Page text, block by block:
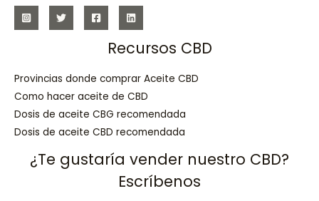
Recursos CBD
Provincias donde comprar Aceite CBD
Como hacer aceite de CBD
Dosis de aceite CBG recomendada
Dosis de aceite CBD recomendada
¿Te gustaría vender nuestro CBD?
Escríbenos